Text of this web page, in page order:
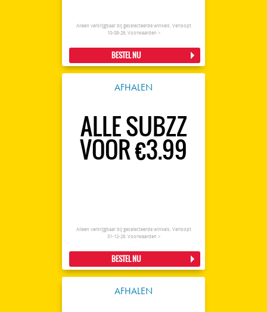
Alleen verkrijgbaar bij geselecteerde winkels. Verloopt
10-08-26. Voorwaarden >
BESTEL NU
AFHALEN
ALLE SUBZZ
VOOR €3.99
Alleen verkrijgbaar bij geselecteerde winkels. Verloopt
31-12-26. Voorwaarden >
BESTEL NU
AFHALEN